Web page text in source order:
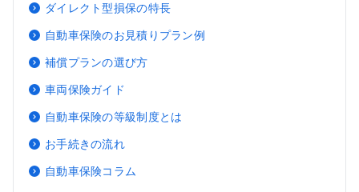
ダイレクト型損保の特長
自動車保険のお見積りプラン例
補償プランの選び方
車両保険ガイド
自動車保険の等級制度とは
お手続きの流れ
自動車保険コラム